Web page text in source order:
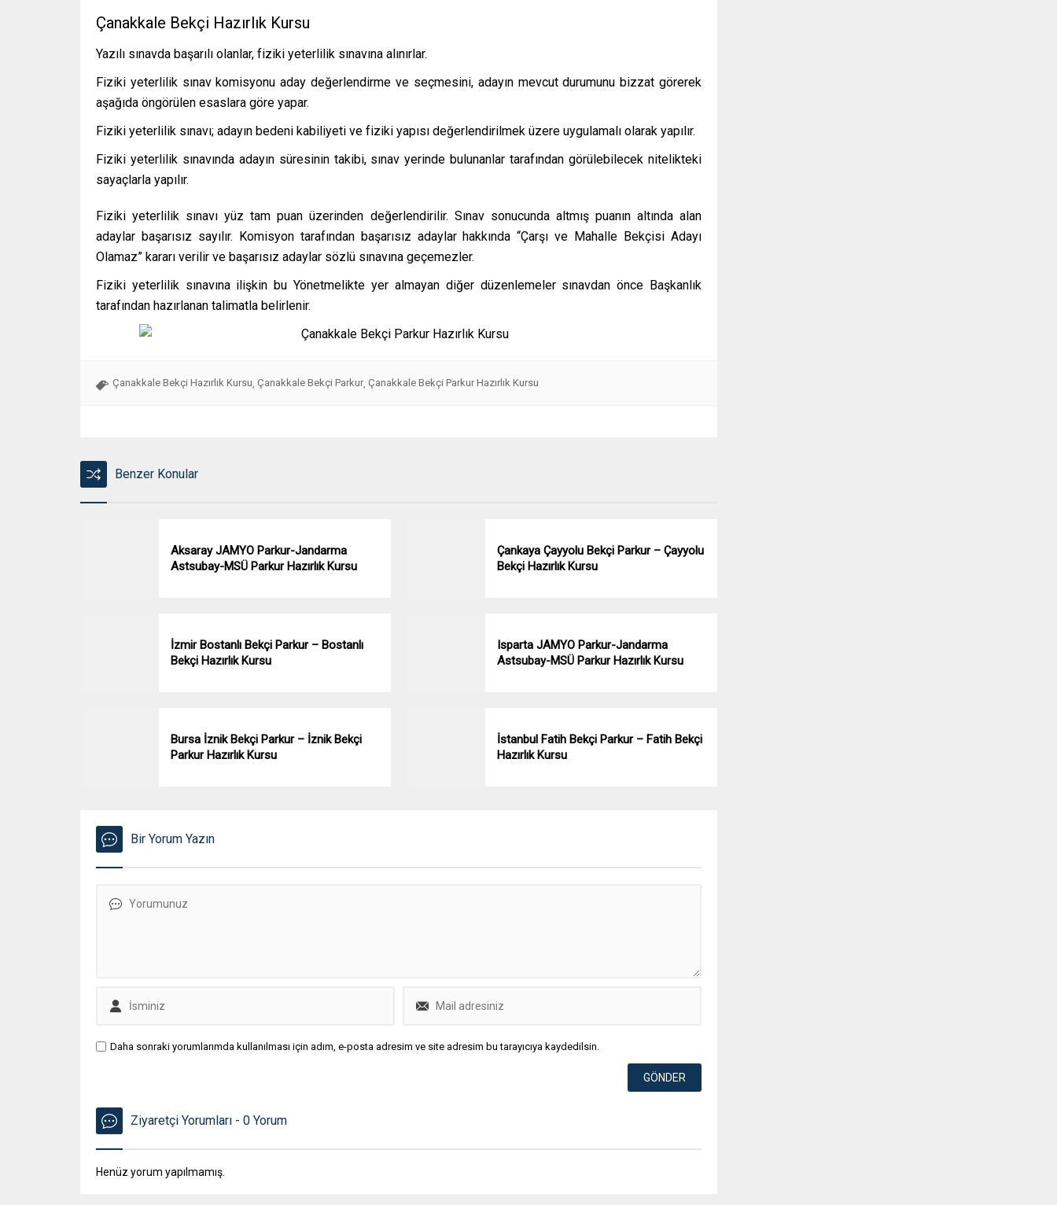
Çanakkale Bekçi Hazırlık Kursu
Yazılı sınavda başarılı olanlar, fiziki yeterlilik sınavına alınırlar.
Fiziki yeterlilik sınav komisyonu aday değerlendirme ve seçmesini, adayın mevcut durumunu bizzat görerek
aşağıda öngörülen esaslara göre yapar.
Fiziki yeterlilik sınavı; adayın bedeni kabiliyeti ve fiziki yapısı değerlendirilmek üzere uygulamalı olarak yapılır.
Fiziki yeterlilik sınavında adayın süresinin takibi, sınav yerinde bulunanlar tarafından görülebilecek nitelikteki
sayaçlarla yapılır.
Fiziki yeterlilik sınavı yüz tam puan üzerinden değerlendirilir. Sınav sonucunda altmış puanın altında alan
adaylar başarısız sayılır. Komisyon tarafından başarısız adaylar hakkında “Çarşı ve Mahalle Bekçisi Adayı
Olamaz” kararı verilir ve başarısız adaylar sözlü sınavına geçemezler.
Fiziki yeterlilik sınavına ilişkin bu Yönetmelikte yer almayan diğer düzenlemeler sınavdan önce Başkanlık
tarafından hazırlanan talimatla belirlenir.
Çanakkale Bekçi Hazırlık Kursu, Çanakkale Bekçi Parkur, Çanakkale Bekçi Parkur Hazırlık Kursu
Benzer Konular
Aksaray JAMYO Parkur-Jandarma
Astsubay-MSÜ Parkur Hazırlık Kursu
Çankaya Çayyolu Bekçi Parkur – Çayyolu
Bekçi Hazırlık Kursu
İzmir Bostanlı Bekçi Parkur – Bostanlı
Bekçi Hazırlık Kursu
Isparta JAMYO Parkur-Jandarma
Astsubay-MSÜ Parkur Hazırlık Kursu
Bursa İznik Bekçi Parkur – İznik Bekçi
Parkur Hazırlık Kursu
İstanbul Fatih Bekçi Parkur – Fatih Bekçi
Hazırlık Kursu
Bir Yorum Yazın
Daha sonraki yorumlarımda kullanılması için adım, e-posta adresim ve site adresim bu tarayıcıya kaydedilsin.
Ziyaretçi Yorumları - 0 Yorum
Henüz yorum yapılmamış.